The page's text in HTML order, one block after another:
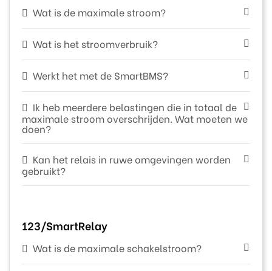
Wat is de maximale stroom?
Wat is het stroomverbruik?
Werkt het met de SmartBMS?
Ik heb meerdere belastingen die in totaal de
maximale stroom overschrijden. Wat moeten we
doen?
Kan het relais in ruwe omgevingen worden
gebruikt?
123/SmartRelay
Wat is de maximale schakelstroom?